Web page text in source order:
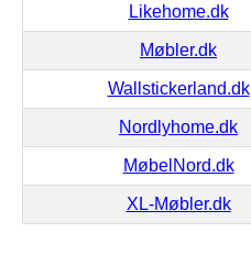
Likehome.dk
Møbler.dk
Wallstickerland.dk
Nordlyhome.dk
MøbelNord.dk
XL-Møbler.dk